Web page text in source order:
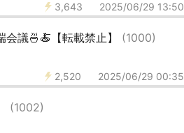
3,643 2025/06/29 13:50
議🍜🍝【転載禁止】 (1000)
2,520 2025/06/29 00:35
(1002)